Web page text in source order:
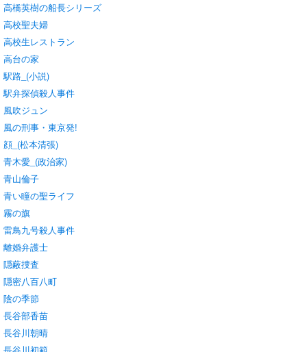
高橋英樹の船長シリーズ
高校聖夫婦
高校生レストラン
高台の家
駅路_(小説)
駅弁探偵殺人事件
風吹ジュン
風の刑事・東京発!
顔_(松本清張)
青木愛_(政治家)
青山倫子
青い瞳の聖ライフ
霧の旗
雷鳥九号殺人事件
離婚弁護士
隠蔽捜査
隠密八百八町
陰の季節
長谷部香苗
長谷川朝晴